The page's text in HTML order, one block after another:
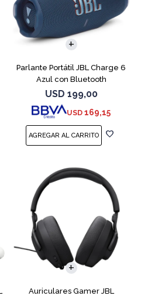
Parlante Portátil JBL Charge 6
Azul con Bluetooth
USD 199,00
USD 169,15
Auriculares Gamer JBL